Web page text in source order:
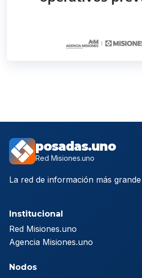
posadas.uno
Red Misiones.uno
La red de información más
Institucional
Red Misiones.uno
Agencia Misiones.uno
Nodos